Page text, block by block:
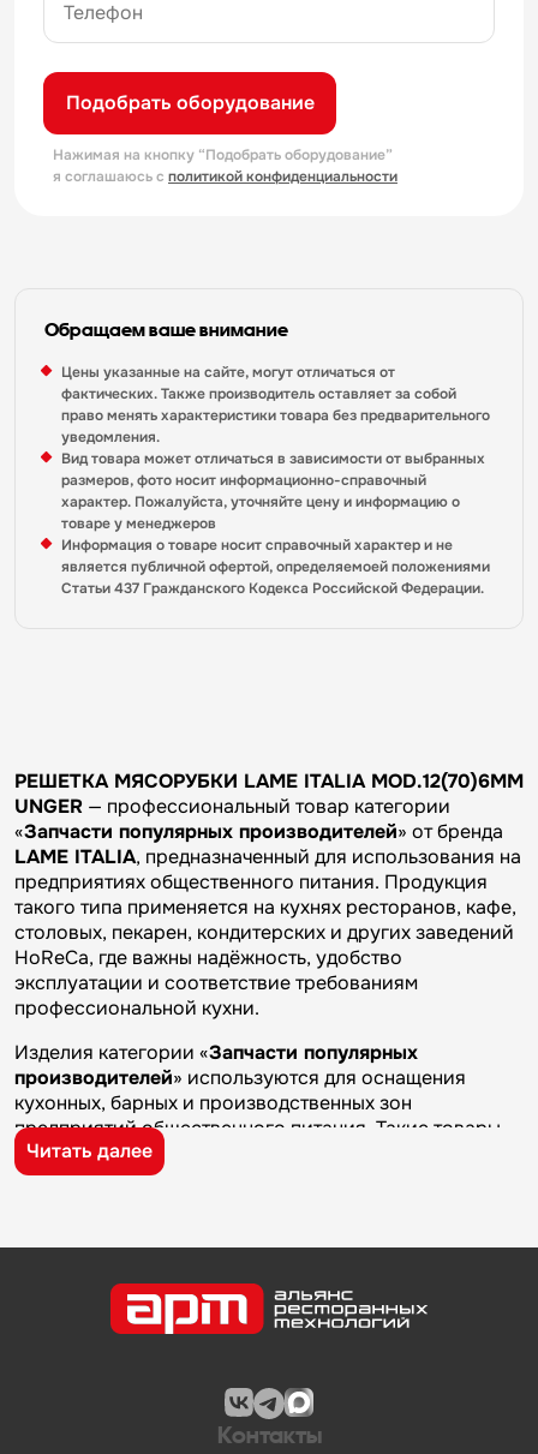
Подобрать оборудование
Нажимая на кнопку “Подобрать оборудование”
я соглашаюсь с политикой конфиденциальности
Обращаем ваше внимание
Цены указанные на сайте, могут отличаться от
фактических. Также производитель оставляет за собой
право менять характеристики товара без предварительного
уведомления.
Вид товара может отличаться в зависимости от выбранных
размеров, фото носит информационно-справочный
характер. Пожалуйста, уточняйте цену и информацию о
товаре у менеджеров
Информация о товаре носит справочный характер и не
является публичной офертой, определяемоей положениями
Статьи 437 Гражданского Кодекса Российской Федерации.
РЕШЕТКА МЯСОРУБКИ LAME ITALIA MOD.12(70)6MM
UNGER — профессиональный товар категории
«Запчасти популярных производителей» от бренда
LAME ITALIA, предназначенный для использования на
предприятиях общественного питания. Продукция
такого типа применяется на кухнях ресторанов, кафе,
столовых, пекарен, кондитерских и других заведений
HoReCa, где важны надёжность, удобство
эксплуатации и соответствие требованиям
профессиональной кухни.
Изделия категории «Запчасти популярных
производителей» используются для оснащения
кухонных, барных и производственных зон
предприятий общественного питания. Такие товары
применяются на профессиональных кухнях
ресторанов и кафе, в столовых, пекарнях,
инвентарь для ежедневной работы.
LAME ITALIAизвестен на рынке
профессионального оборудования и кухонного
производителя используется на предприятиях
общественного питания и подходит для эксплуатации
Читать далее
Контакты